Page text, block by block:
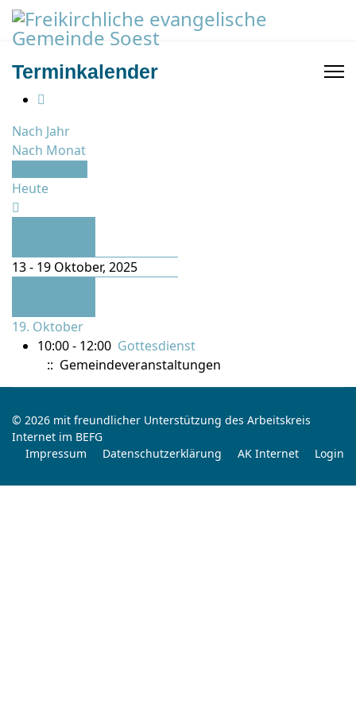
Terminkalender
Nach Jahr
Nach Monat
Heute
13 - 19 Oktober, 2025
19. Oktober
10:00 - 12:00 Gottesdienst
:: Gemeindeveranstaltungen
© 2026 mit freundlicher Unterstützung des Arbeitskreis
Internet im BEFG
Impressum
Datenschutzerklärung AK Internet Login